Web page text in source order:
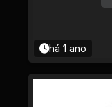
há 1 ano